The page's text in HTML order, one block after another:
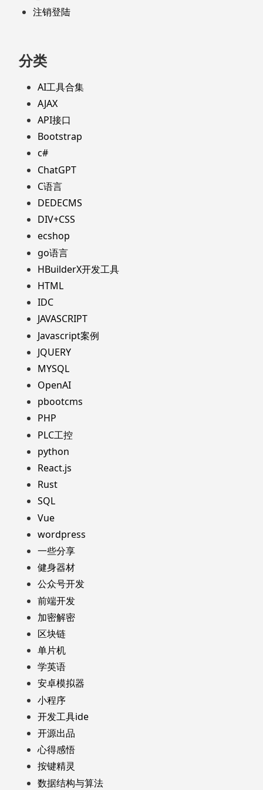
注销登陆
分类
AI工具合集
AJAX
API接口
Bootstrap
c#
ChatGPT
C语言
DEDECMS
DIV+CSS
ecshop
go语言
HBuilderX开发工具
HTML
IDC
JAVASCRIPT
Javascript案例
JQUERY
MYSQL
OpenAI
pbootcms
PHP
PLC工控
python
React.js
Rust
SQL
Vue
wordpress
一些分享
健身器材
公众号开发
前端开发
加密解密
区块链
单片机
学英语
安卓模拟器
小程序
开发工具ide
开源出品
心得感悟
按键精灵
数据结构与算法